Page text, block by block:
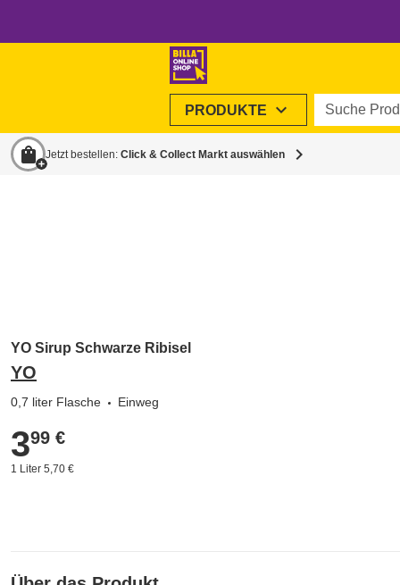
PRODUKTE expand_more Suche
shopping_bag Jetzt bestellen: Click & Collect Markt auswählen chevron_right
YO Sirup Schwarze Ribisel
YO
0,7 liter Flasche Einweg
3,99 €
399 €
1 Liter 5,70 €